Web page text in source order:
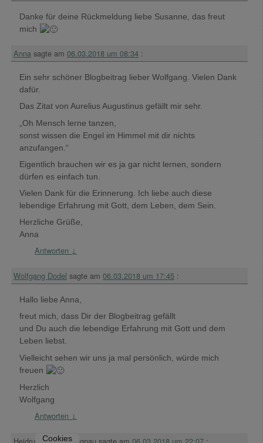
Danke für deine Rückmeldung liebe Susanne, das freut
mich
Anna sagte am 06.03.2018 um 08:34 :
Ein sehr schöner Blogbeitrag lieber Wolfgang. Vielen Dank
dafür.
Das Zitat von Aurelius Augustinus gefällt mir sehr.
„Oh Mensch lerne tanzen,
sonst wissen die Engel im Himmel mit dir nichts
anzufangen.“
Eigentlich brauchen wir es ja gar nicht lernen, sondern
dürfen es einfach tun.
Vielen Dank für die Erinnerung. Ich liebe auch diese
lebendige Erfahrung mit Gott, dem Leben, dem Sein.
Herzliche Grüße,
Anna
Antworten ↓
Wolfgang Dodel sagte am 06.03.2018 um 17:45 :
Hallo liebe Anna,
freut mich, dass Dir der Blogbeitrag gefällt
und Du auch die lebendige Erfahrung mit Gott und dem
Leben liebst.
Vielleicht sehen wir uns ja mal persönlich, würde mich
freuen
Herzlich
Wolfgang
Antworten ↓
Cookies